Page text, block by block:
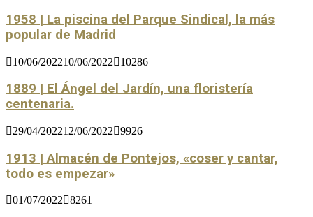
1958 | La piscina del Parque Sindical, la más
popular de Madrid
10/06/202210/06/2022 10286
1889 | El Ángel del Jardín, una floristería
centenaria.
29/04/202212/06/2022 9926
1913 | Almacén de Pontejos, «coser y cantar,
todo es empezar»
01/07/2022 8261